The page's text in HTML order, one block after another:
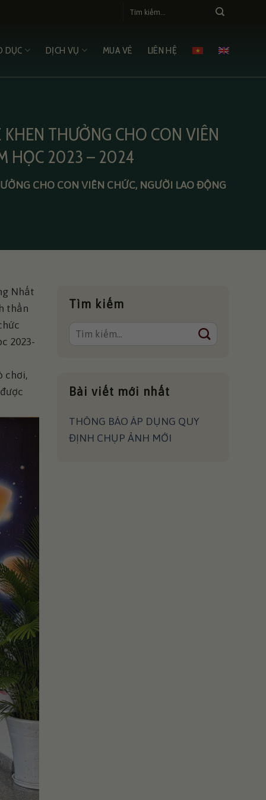
DỤC DỊCH VỤ MUA VÉ LIÊN HỆ
THƯỞNG CHO CON VIÊN
HỌC 2023 – 2024
CHO CON VIÊN CHỨC, NGƯỜI LAO ĐỘNG
Nhất
thần
2023-
chơi,
Tìm kiếm
Bài viết mới nhất
THÔNG BÁO ÁP DỤNG QUY
ĐỊNH CHỤP ẢNH MỚI